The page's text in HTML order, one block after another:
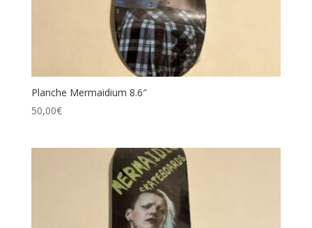
Planche Mermaidium 8.6″
50,00€